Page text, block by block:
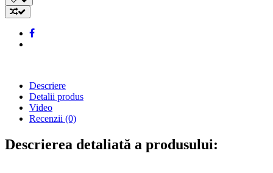
Descriere
Detalii produs
Video
Recenzii (0)
Descrierea detaliată a produsului: